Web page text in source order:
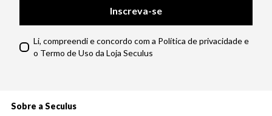
Inscreva-se
Li, compreendi e concordo com a Política de privacidade e
o Termo de Uso da Loja Seculus
Sobre a Seculus